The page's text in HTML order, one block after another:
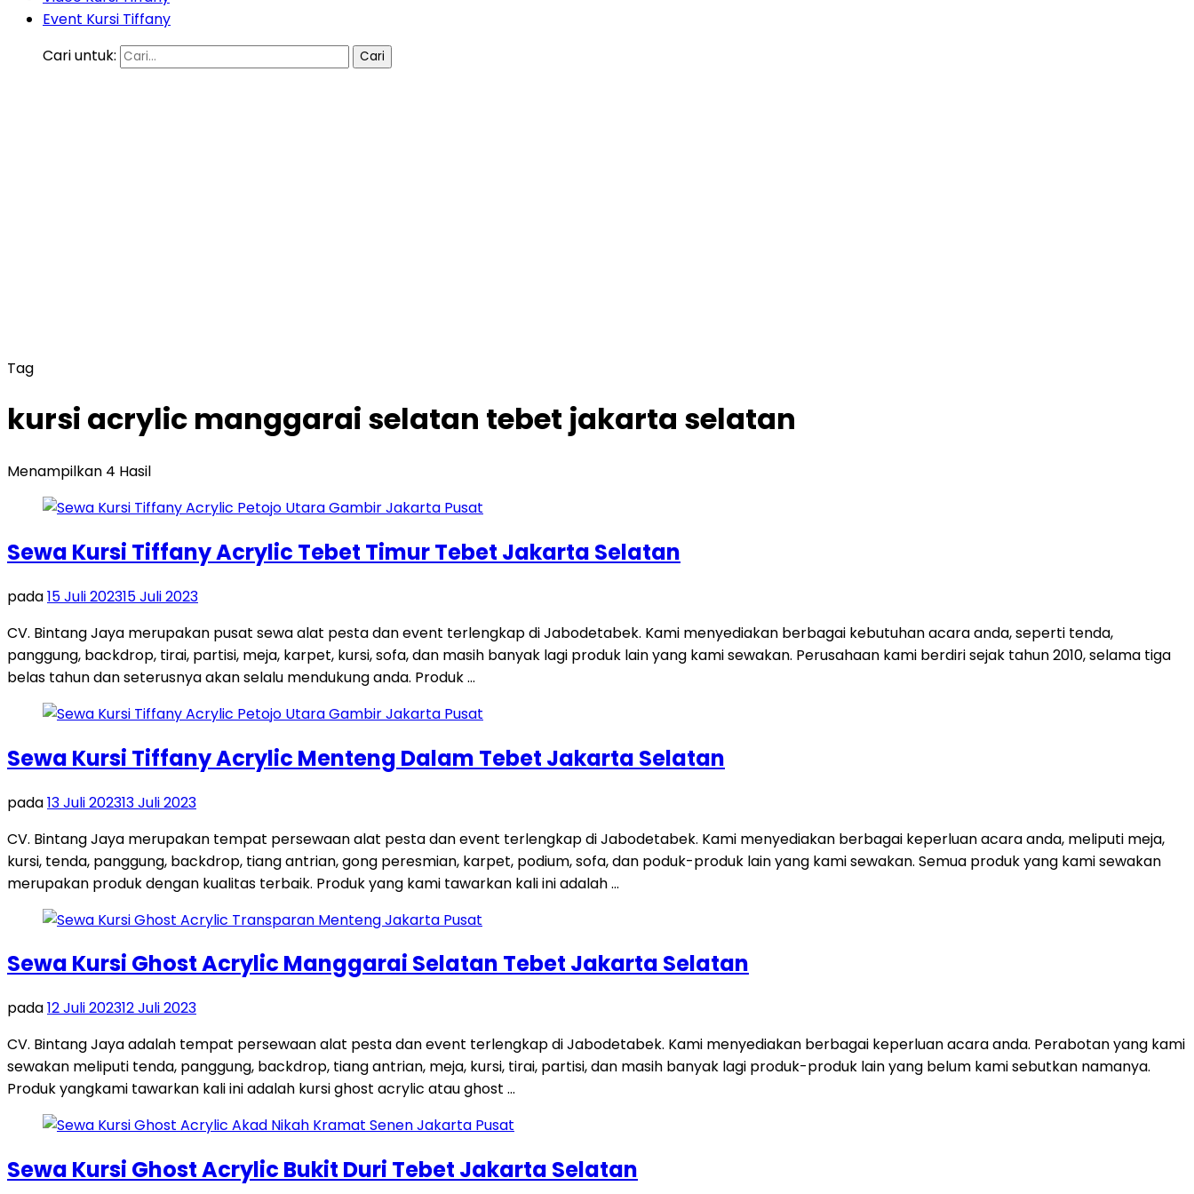
Event Kursi Tiffany
Cari untuk:
Tag
kursi acrylic manggarai selatan tebet jakarta selatan
Menampilkan 4 Hasil
Sewa Kursi Tiffany Acrylic Tebet Timur Tebet Jakarta Selatan
pada15 Juli 202315 Juli 2023
CV. Bintang Jaya merupakan pusat sewa alat pesta dan event terlengkap di Jabodetabek. Kami menyediakan berbagai kebutuhan acara anda, seperti tenda,
panggung, backdrop, tirai, partisi, meja, karpet, kursi, sofa, dan masih banyak lagi produk lain yang kami sewakan. Perusahaan kami berdiri sejak tahun 2010, selama tiga
belas tahun dan seterusnya akan selalu mendukung anda. Produk …
Sewa Kursi Tiffany Acrylic Menteng Dalam Tebet Jakarta Selatan
pada13 Juli 202313 Juli 2023
CV. Bintang Jaya merupakan tempat persewaan alat pesta dan event terlengkap di Jabodetabek. Kami menyediakan berbagai keperluan acara anda, meliputi meja,
kursi, tenda, panggung, backdrop, tiang antrian, gong peresmian, karpet, podium, sofa, dan poduk-produk lain yang kami sewakan. Semua produk yang kami sewakan
merupakan produk dengan kualitas terbaik. Produk yang kami tawarkan kali ini adalah …
Sewa Kursi Ghost Acrylic Manggarai Selatan Tebet Jakarta Selatan
pada12 Juli 202312 Juli 2023
CV. Bintang Jaya adalah tempat persewaan alat pesta dan event terlengkap di Jabodetabek. Kami menyediakan berbagai keperluan acara anda. Perabotan yang kami
sewakan meliputi tenda, panggung, backdrop, tiang antrian, meja, kursi, tirai, partisi, dan masih banyak lagi produk-produk lain yang belum kami sebutkan namanya.
Produk yangkami tawarkan kali ini adalah kursi ghost acrylic atau ghost …
Sewa Kursi Ghost Acrylic Bukit Duri Tebet Jakarta Selatan